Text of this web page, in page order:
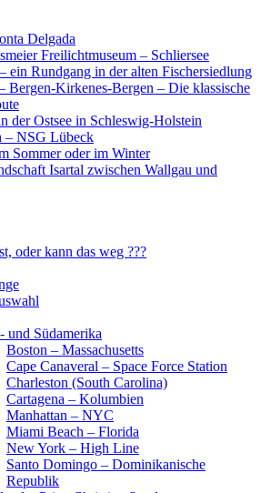
Delgada
Freilichtmuseum – Schliersee
ein Rundgang in der alten Fischersiedlung
Bergen-Kirkenes-Bergen – Die klassische
der Ostsee in Schleswig-Holstein
– NSG Lübeck
Sommer oder im Winter
Isartal zwischen Wallgau und
oder kann das weg ???
und Südamerika
Boston – Massachusetts
Cape Canaveral – Space Force Station
Charleston (South Carolina)
Cartagena – Kolumbien
Manhattan – NYC
Miami Beach – Florida
New York – High Line
Santo Domingo – Dominikanische
Republik